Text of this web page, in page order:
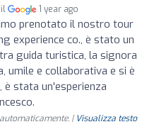
il 1 year ago
prenotato il nostro tour
experience co., è stato un
guida turistica, la signora
umile e collaborativa e si è
è stata un'esperienza
| Visualizza testo